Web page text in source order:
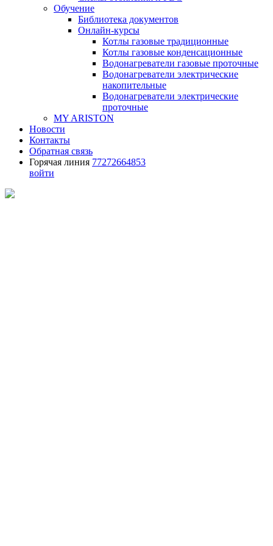
Обучение
Библиотека документов
Онлайн-курсы
Котлы газовые традиционные
Котлы газовые конденсационные
Водонагреватели газовые проточные
Водонагреватели электрические
накопительные
Водонагреватели электрические
проточные
MY ARISTON
Новости
Контакты
Обратная связь
Горячая линия 77272664853
войти